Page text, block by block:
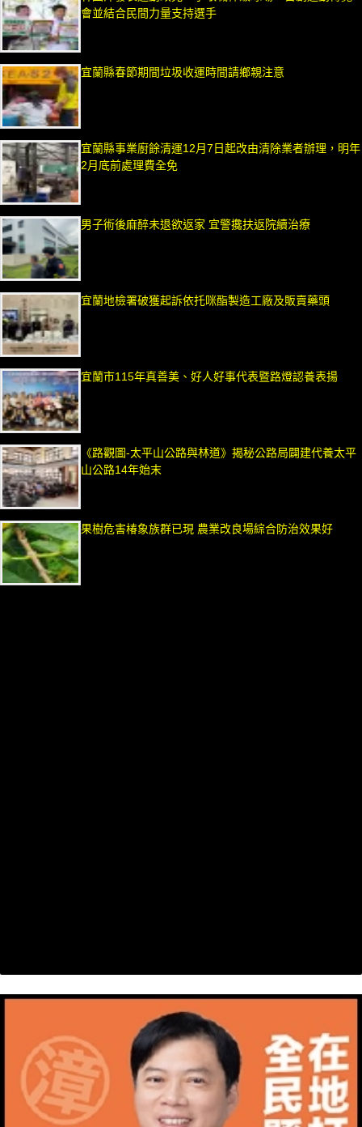
會並結合民間力量支持選手
宜蘭縣春節期間垃圾收運時間請鄉親注意
宜蘭縣事業廚餘清運12月7日起改由清除業者辦理，明年
2月底前處理費全免
男子術後麻醉未退欲返家 宜警攙扶返院續治療
宜蘭地檢署破獲起訴依托咪酯製造工廠及販賣藥頭
宜蘭市115年真善美、好人好事代表暨路燈認養表揚
《路觀圖-太平山公路與林道》揭秘公路局闢建代養太平
山公路14年始末
果樹危害椿象族群已現 農業改良場綜合防治效果好